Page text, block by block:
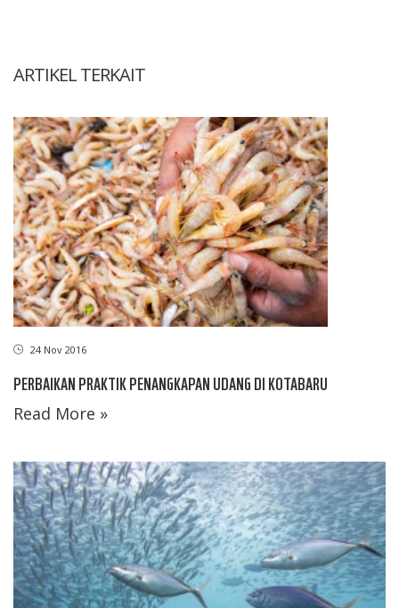
ARTIKEL TERKAIT
24 Nov 2016
PERBAIKAN PRAKTIK PENANGKAPAN UDANG DI KOTABARU
Read More »